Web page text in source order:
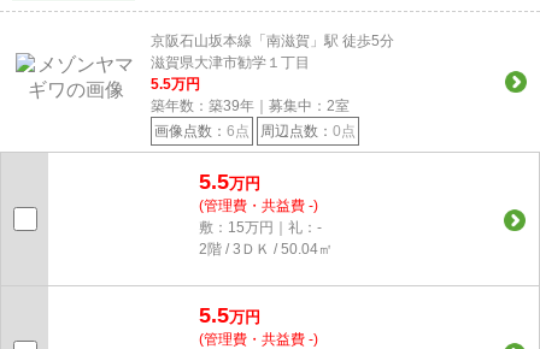
京阪石山坂本線「南滋賀」駅 徒歩5分
滋賀県大津市勧学１丁目
5.5万円
築年数：築39年｜募集中： 2室
画像点数： 6点 周辺点数： 0点
5.5万円
(管理費・共益費 -)
敷：15万円｜礼：-
2階 / 3ＤＫ / 50.04㎡
5.5万円
(管理費・共益費 -)